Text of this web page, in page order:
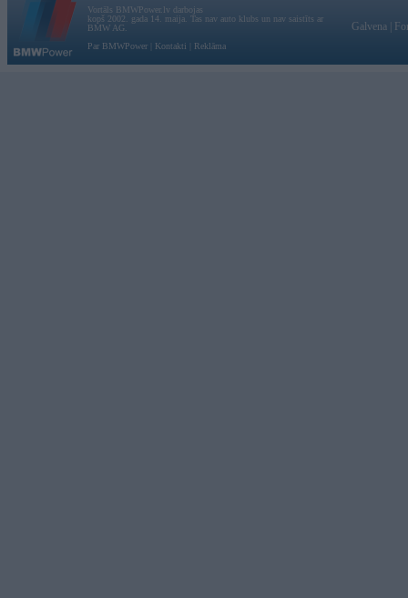
Vortāls BMWPower.lv darbojas
kopš 2002. gada 14. maija. Tas nav auto klubs un nav saistīts ar
BMW AG.
Par BMWPower
Kontakti Reklāma
Galvena